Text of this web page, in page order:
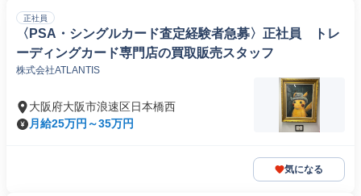
正社員
〈PSA・シングルカード査定経験者急募〉正社員 トレ
ーディングカード専門店の買取販売スタッフ
株式会社ATLANTIS
大阪府大阪市浪速区日本橋西
月給25万円～35万円
気になる